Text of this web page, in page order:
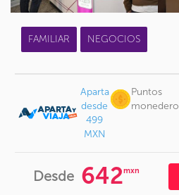
FAMILIAR NEGOCIOS
Aparta
desde
499
MXN
Puntos
monedero
Desde 642mxn